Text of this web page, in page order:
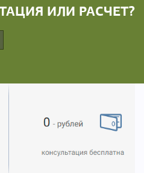
ИЛИ РАСЧЕТ?